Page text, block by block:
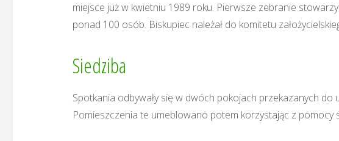
miejsce już w kwietniu 1989 roku. Pierwsze zebranie
ponad 100 osób. Biskupiec należał do komitetu
Siedziba
Spotkania odbywały się w dwóch pokojach przekazanych do
Pomieszczenia te umeblowano potem korzystając z pomocy